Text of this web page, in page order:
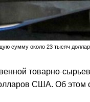
сумму около 23 тысяч
товарно-
США. Об этом